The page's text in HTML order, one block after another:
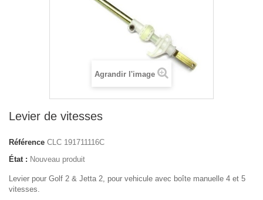
Agrandir l'image
Levier de vitesses
Référence CLC 191711116C
État : Nouveau produit
Levier pour Golf 2 & Jetta 2, pour vehicule avec boîte manuelle 4 et 5
vitesses.